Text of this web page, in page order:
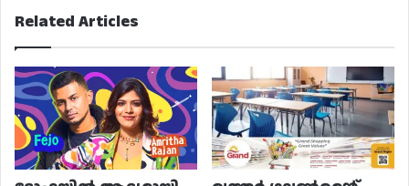
Related Articles